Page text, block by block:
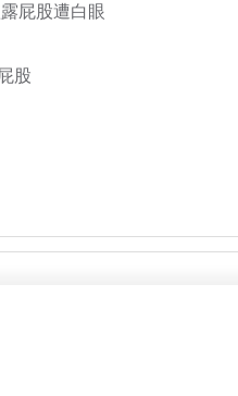
屁股遭白眼
股